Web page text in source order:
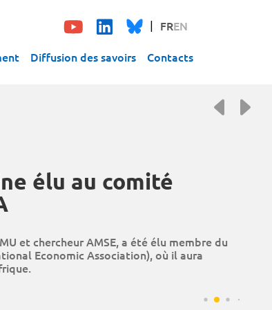
FREN
Diffusion des savoirs Contacts
élu au comité
et chercheur AMSE, a été élu membre du
Economic Association), où il aura